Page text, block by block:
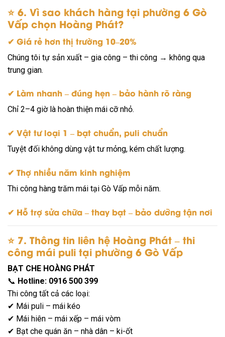
⭐ 6. Vì sao khách hàng tại phường 6 Gò
Vấp chọn Hoàng Phát?
✔ Giá rẻ hơn thị trường 10–20%
Chúng tôi tự sản xuất – gia công – thi công → không qua
trung gian.
✔ Làm nhanh – đúng hẹn – bảo hành rõ ràng
Chỉ 2–4 giờ là hoàn thiện mái cỡ nhỏ.
✔ Vật tư loại 1 – bạt chuẩn, puli chuẩn
Tuyệt đối không dùng vật tư mỏng, kém chất lượng.
✔ Thợ nhiều năm kinh nghiệm
Thi công hàng trăm mái tại Gò Vấp mỗi năm.
✔ Hỗ trợ sửa chữa – thay bạt – bảo dưỡng tận nơi
⭐ 7. Thông tin liên hệ Hoàng Phát – thi
công mái puli tại phường 6 Gò Vấp
BẠT CHE HOÀNG PHÁT
📞 Hotline: 0916 500 399
Thi công tất cả các loại:
✔ Mái puli – mái kéo
✔ Mái hiên – mái xếp – mái vòm
✔ Bạt che quán ăn – nhà dân – ki-ốt